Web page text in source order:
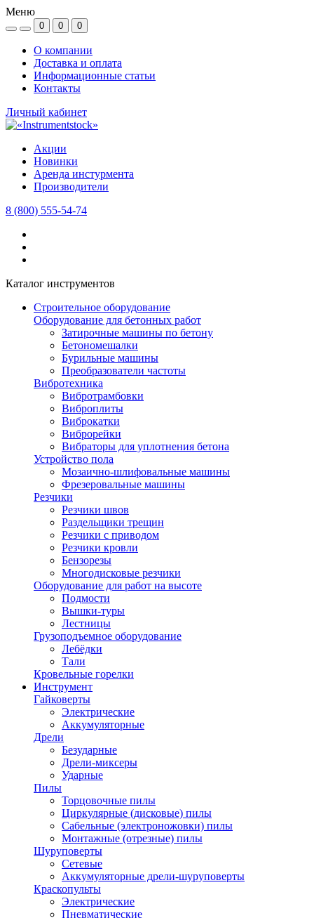
Меню
0 0 0
О компании
Доставка и оплата
Информационные статьи
Контакты
Личный кабинет
Акции
Новинки
Аренда инстурмента
Производители
8 (800) 555-54-74
Каталог инструментов
Строительное оборудование
Оборудование для бетонных работ
Затирочные машины по бетону
Бетономешалки
Бурильные машины
Преобразователи частоты
Вибротехника
Вибротрамбовки
Виброплиты
Виброкатки
Виброрейки
Вибраторы для уплотнения бетона
Устройство пола
Мозаично-шлифовальные машины
Фрезеровальные машины
Резчики
Резчики швов
Раздельщики трещин
Резчики с приводом
Резчики кровли
Бензорезы
Многодисковые резчики
Оборудование для работ на высоте
Подмости
Вышки-туры
Лестницы
Грузоподъемное оборудование
Лебёдки
Тали
Кровельные горелки
Инструмент
Гайковерты
Электрические
Аккумуляторные
Дрели
Безударные
Дрели-миксеры
Ударные
Пилы
Торцовочные пилы
Циркулярные (дисковые) пилы
Сабельные (электроножовки) пилы
Монтажные (отрезные) пилы
Шуруповерты
Сетевые
Аккумуляторные дрели-шуруповерты
Краскопульты
Электрические
Пневматические